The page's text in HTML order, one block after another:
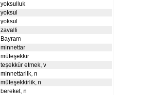
yoksulluk
yoksul
yoksul
zavalli
Bayram
minnettar
müteşekkir
teşekkür etmek, v
minnettarlik, n
müteşekkirlik, n
bereket, n